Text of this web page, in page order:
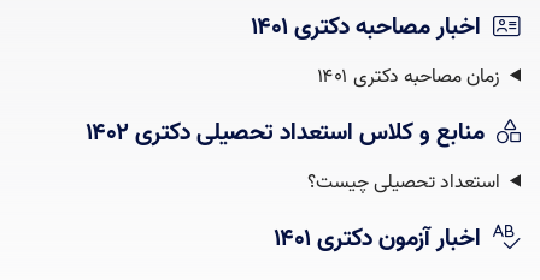
اخبار مصاحبه دکتری ۱۴۰۱
زمان مصاحبه دکتری ۱۴۰۱
منابع و کلاس استعداد تحصیلی دکتری ۱۴۰۲
استعداد تحصیلی چیست؟‌
اخبار آزمون دکتری ۱۴۰۱